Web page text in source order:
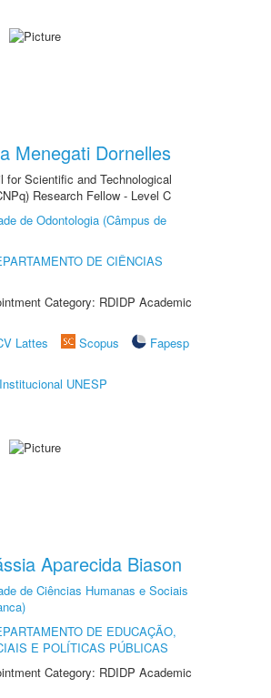
Menegati Dornelles
for Scientific and Technological
Research Fellow - Level C
de Odontologia (Câmpus de
DE CIÊNCIAS
Category: RDIDP Academic
Lattes Scopus
Fapesp
UNESP
Aparecida Biason
de Ciências Humanas e Sociais
DE EDUCAÇÃO,
E POLÍTICAS PÚBLICAS
Category: RDIDP Academic